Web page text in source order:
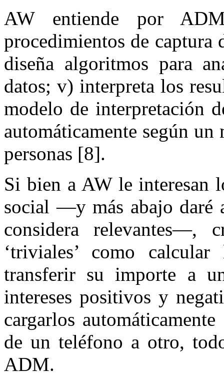
AW entiende por
procedimientos de
diseña algoritmos para
datos; v) interpreta los
modelo de interpretación
automáticamente según
personas [8].
Si bien a AW le interesan
social —y más abajo daré
considera relevantes—,
‘triviales’ como
transferir su importe a
intereses positivos y
cargarlos
de un teléfono a otro,
ADM.